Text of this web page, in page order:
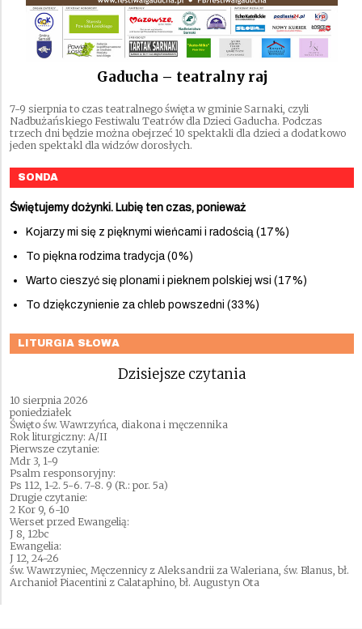
Gaducha – teatralny raj
7-9 sierpnia to czas teatralnego święta w gminie Sarnaki, czyli
Nadbużańskiego Festiwalu Teatrów dla Dzieci Gaducha. Podczas
trzech dni będzie można obejrzeć 10 spektakli dla dzieci a dodatkowo
jeden spektakl dla widzów dorosłych.
SONDA
Świętujemy dożynki. Lubię ten czas, ponieważ
Kojarzy mi się z pięknymi wieńcami i radością (17%)
To piękna rodzima tradycja (0%)
Warto cieszyć się plonami i pieknem polskiej wsi (17%)
To dziękczynienie za chleb powszedni (33%)
LITURGIA SŁOWA
Dzisiejsze czytania
10 sierpnia 2026
poniedziałek
Święto św. Wawrzyńca, diakona i męczennika
Rok liturgiczny: A/II
Pierwsze czytanie:
Mdr 3, 1-9
Psalm responsoryjny:
Ps 112, 1-2. 5-6. 7-8. 9 (R.: por. 5a)
Drugie czytanie:
2 Kor 9, 6-10
Werset przed Ewangelią:
J 8, 12bc
Ewangelia:
J 12, 24-26
św. Wawrzyniec, Męczennicy z Aleksandrii za Waleriana, św. Blanus, bł.
Archanioł Piacentini z Calataphino, bł. Augustyn Ota